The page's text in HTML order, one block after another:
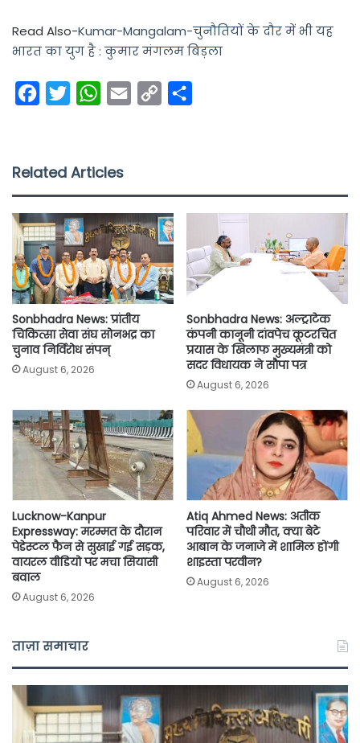
Read Also-Kumar-Mangalam-चुनौतियों के दौर में भी यह
भारत का युग है : कुमार मंगलम बिड़ला
e
o
o
k
t
e
r
W
t
A
p
p
i
n
k
Related Articles
Sonbhadra News: प्रांतीय
चिकित्सा सेवा संघ सोनभद्र का
चुनाव निर्विरोध संपन्
August 6, 2026
Sonbhadra News: अल्ट्राटेक
कंपनी कानूनी दांवपेच कूटरचित
प्रयास के खिलाफ मुख्यमंत्री को
सदर विधायक ने सौपा पत्र
August 6, 2026
Lucknow-Kanpur
Expressway: मरम्मत के दौरान
पेडेस्टल फैन से सुखाई गई सड़क,
वायरल वीडियो पर मचा सियासी
बवाल
August 6, 2026
Atiq Ahmed News: अतीक
परिवार में चौथी मौत, क्या बेटे
आबान के जनाजे में शामिल होंगी
शाइस्ता परवीन?
August 6, 2026
ताज़ा समाचार